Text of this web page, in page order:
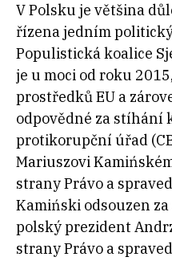
V Polsku je většina
řízena jedním
Populistická koalice
je u moci od roku
prostředků EU a
odpovědné za stíhání
protikorupční úřad
Mariuszovi
strany Právo a
Kamiński odsouzen
polský prezident
strany Právo a